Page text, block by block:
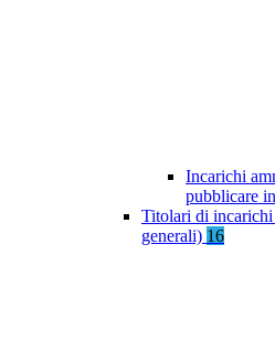
Incarichi
pubblicare
Titolari di
generali) 16